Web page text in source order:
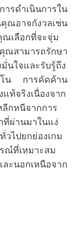
ารดำเนินการใน
ณอาจกังวลเช่น
ณเลือกที่จะจุ่ม
ณสามารถรักษา
นใจและรับรู้ถึง
โน การคัดค้าน
ท้จริงเนื่องจาก
ลีกหนีจากการ
ที่ผ่านมาในแง่
ไปยกย่องเกม
ณ์ที่เหมาะสม
นอกเหนือจาก